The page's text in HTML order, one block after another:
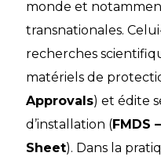
monde et
transnationales.
recherches
matériels de
Approvals) et édite
d’installation (FMDS
Sheet). Dans la